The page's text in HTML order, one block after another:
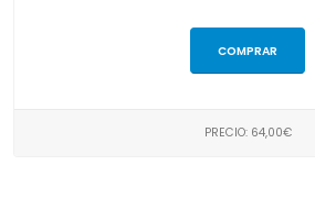
COMPRAR
PRECIO: 64,00€